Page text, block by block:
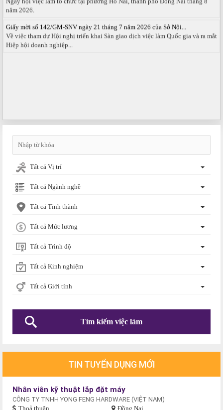
năm 2026.
Về việc tham dự Hội nghị triển khai Sàn giao dịch việc làm Quốc gia và ra mắt
Hiệp hội doanh nghiệp...
Tất cả Vị trí
Tất cả Ngành nghề
Tất cả Tỉnh thành
Tất cả Mức lương
Tất cả Trình độ
Tất cả Kinh nghiệm
Tất cả Giới tính
TIN TUYỂN DỤNG MỚI
Nhân viên kỹ thuật lắp đặt máy
CÔNG TY TNHH YONG FENG HARDWARE (VIỆT NAM)
Thoả thuận Đồng Nai